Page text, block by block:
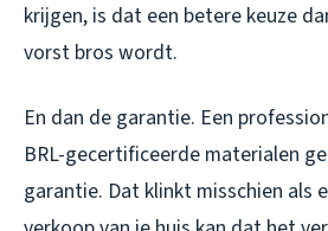
krijgen, is dat een betere keuze
vorst bros wordt.
En dan de garantie. Een
BRL-gecertificeerde materialen
garantie. Dat klinkt misschien als